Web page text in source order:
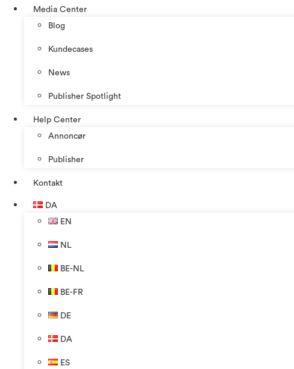
Media Center
Blog
Kundecases
News
Publisher Spotlight
Help Center
Annoncør
Publisher
Kontakt
DA
EN
NL
BE-NL
BE-FR
DE
DA
ES